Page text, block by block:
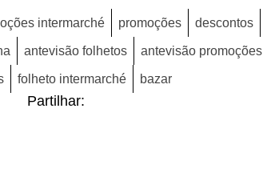
intermarché promoções
descontos
antevisão folhetos
antevisão promoções
folheto intermarché bazar
Partilhar: